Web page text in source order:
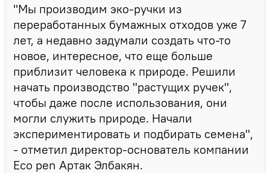
"Мы производим эко-ручки из
переработанных бумажных отходов уже 7
лет, а недавно задумали создать что-то
новое, интересное, что еще больше
приблизит человека к природе. Решили
начать производство "растущих ручек",
чтобы даже после использования, они
могли служить природе. Начали
экспериментировать и подбирать семена",
- отметил директор-основатель компании
Eco pen Артак Элбакян.